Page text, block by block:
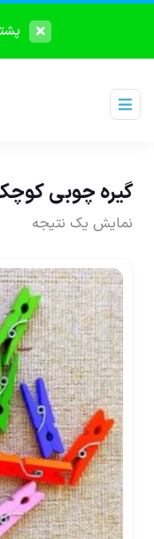
گیره چوبی
نمایش یک نتیجه